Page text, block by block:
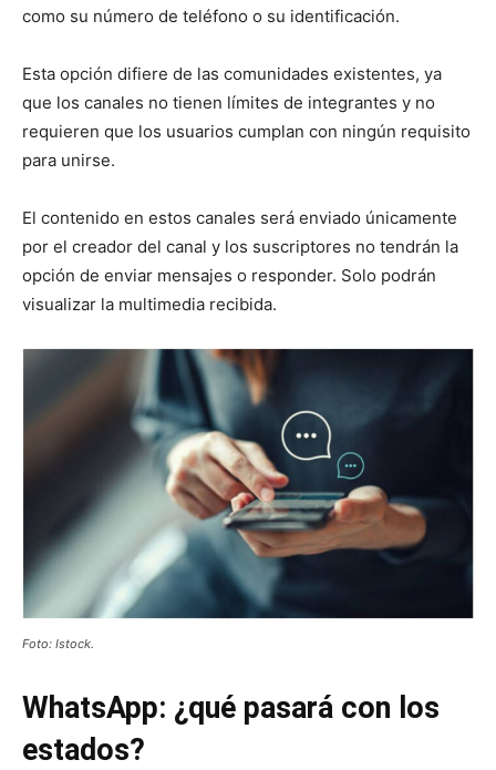
como su número de teléfono o su identificación.
Esta opción difiere de las comunidades existentes, ya
que los canales no tienen límites de integrantes y no
requieren que los usuarios cumplan con ningún requisito
para unirse.
El contenido en estos canales será enviado únicamente
por el creador del canal y los suscriptores no tendrán la
opción de enviar mensajes o responder. Solo podrán
visualizar la multimedia recibida.
Foto: Istock.
WhatsApp: ¿qué pasará con los
estados?